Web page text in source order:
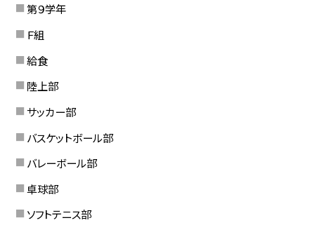
第９学年
Ｆ組
給食
陸上部
サッカー部
バスケットボール部
バレーボール部
卓球部
ソフトテニス部